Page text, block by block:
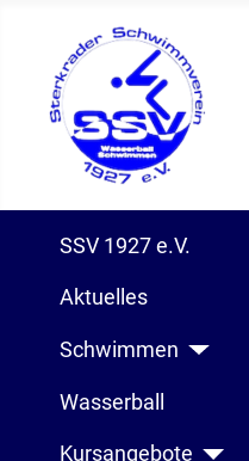
SSV 1927 e.V.
Aktuelles
Schwimmen
Wasserball
Kursangebote